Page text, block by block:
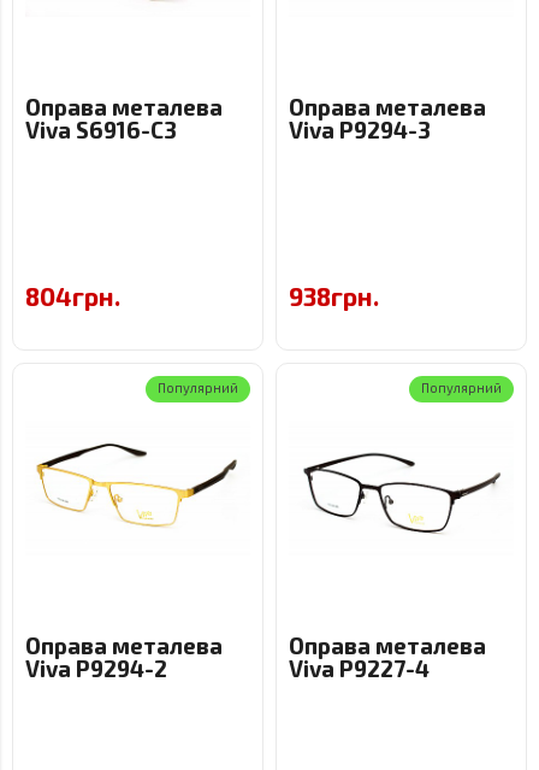
Оправа металева
Viva S6916-C3
804грн.
Оправа металева
Viva P9294-3
938грн.
Популярний
Оправа металева
Viva P9294-2
Популярний
Оправа металева
Viva P9227-4